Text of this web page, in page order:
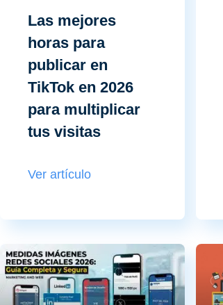
Las mejores
horas para
publicar en
TikTok en 2026
para multiplicar
tus visitas
Ver artículo